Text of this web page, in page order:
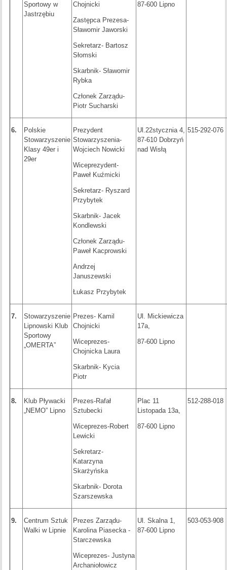
Sportowy w
Jastrzębiu
Chojnicki
Zastępca Prezesa-
Sławomir Jaworski
Sekretarz- Bartosz
Słomski
Skarbnik- Sławomir
Rybka
Członek Zarządu-
Piotr Sucharski
87-600 Lipno
6.
Polskie
Stowarzyszenie
Klasy 49er i
29er
Prezydent
Stowarzyszenia-
Wojciech Nowicki
Wiceprezydent-
Paweł Kuźmicki
Sekretarz- Ryszard
Przybytek
Skarbnik- Jacek
Kondlewski
Członek Zarządu-
Paweł Kacprowski
Andrzej
Januszewski
Łukasz Przybytek
Ul.22stycznia 4,
87-610 Dobrzyń
nad Wisłą
515-292-076
7.
Stowarzyszenie
Lipnowski Klub
Sportowy
„OMERTA”
Prezes- Kamil
Chojnicki
Wiceprezes-
Chojnicka Laura
Skarbnik- Kycia
Piotr
Ul. Mickiewicza
17a,
87-600 Lipno
8.
Klub Pływacki
„NEMO” Lipno
Prezes-Rafał
Sztubecki
Wiceprezes-Robert
Lewicki
Sekretarz-
Katarzyna
Skarżyńska
Skarbnik- Dorota
Szarszewska
Plac 11
Listopada 13a,
87-600 Lipno
512-288-018
9.
Centrum Sztuk
Walki w Lipnie
Prezes Zarządu-
Karolina Piasecka -
Starczewska
Wiceprezes- Justyna
Archaniołowicz
Ul. Skalna 1,
87-600 Lipno
503-053-908